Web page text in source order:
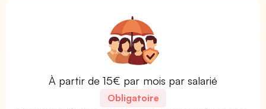
À partir de 15€ par mois par salarié
Obligatoire